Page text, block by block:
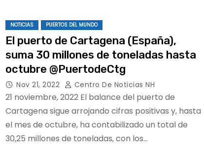
NOTICIAS PUERTOS DEL MUNDO
El puerto de Cartagena (España),
suma 30 millones de toneladas hasta
octubre @PuertodeCtg
Nov 21, 2022 Centro De Noticias NH
21 noviembre, 2022 El balance del puerto de
Cartagena sigue arrojando cifras positivas y, hasta
el mes de octubre, ha contabilizado un total de
30,25 millones de toneladas, con los…